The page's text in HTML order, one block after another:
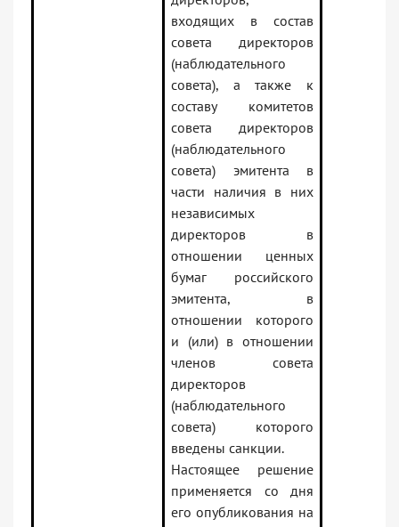
входящих в состав
совета директоров
(наблюдательного
совета), а также к
составу комитетов
совета директоров
(наблюдательного
совета) эмитента в
части наличия в них
независимых
директоров в
отношении ценных
бумаг российского
эмитента, в
отношении которого
и (или) в отношении
членов совета
директоров
(наблюдательного
совета) которого
введены санкции.
Настоящее решение
применяется со дня
его опубликования на